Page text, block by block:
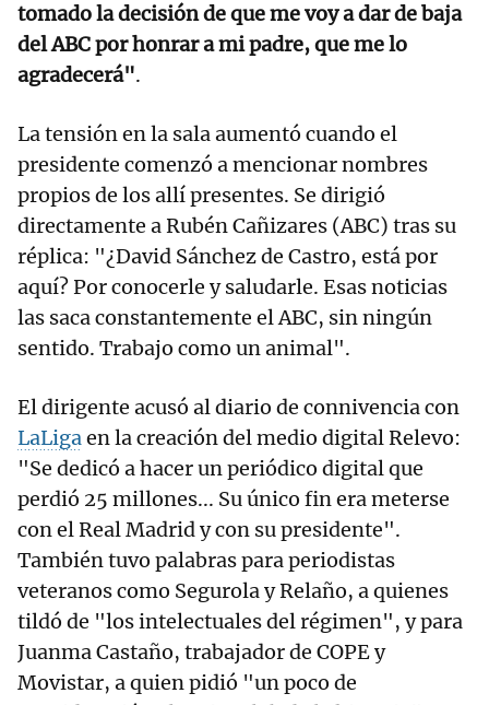
tomado la decisión de que me voy a dar de baja
del ABC por honrar a mi padre, que me lo
agradecerá".
La tensión en la sala aumentó cuando el
presidente comenzó a mencionar nombres
propios de los allí presentes. Se dirigió
directamente a Rubén Cañizares (ABC) tras su
réplica: "¿David Sánchez de Castro, está por
aquí? Por conocerle y saludarle. Esas noticias
las saca constantemente el ABC, sin ningún
sentido. Trabajo como un animal".
El dirigente acusó al diario de connivencia con
LaLigaen la creación del medio digital Relevo:
"Se dedicó a hacer un periódico digital que
perdió 25 millones... Su único fin era meterse
con el Real Madrid y con su presidente".
También tuvo palabras para periodistas
veteranos como Segurola y Relaño, a quienes
tildó de "los intelectuales del régimen", y para
Juanma Castaño, trabajador de COPE y
Movistar, a quien pidió "un poco de